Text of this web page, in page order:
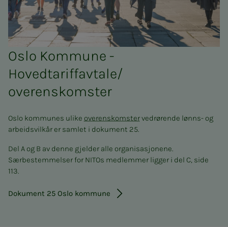
Oslo Kommune -
Hovedtariffavtale/
overenskomster
Oslo kommunes ulike overenskomstervedrørende lønns- og
arbeidsvilkår er samlet i dokument 25.
Del A og B av denne gjelder alle organisasjonene.
Særbestemmelser for NITOs medlemmer ligger i del C, side
113.
Dokument 25 Oslo kommune